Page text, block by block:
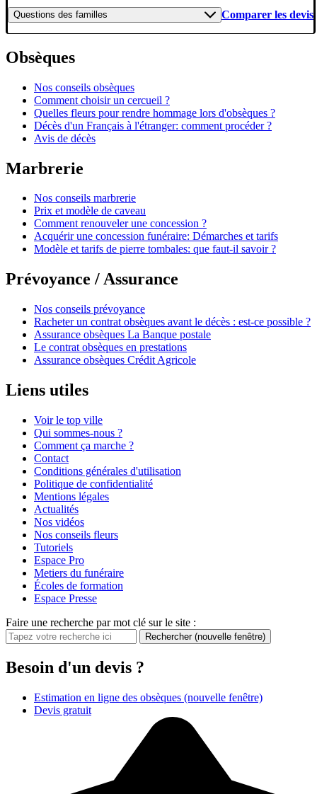
Questions des familles Comparer les devis
Obsèques
Nos conseils obsèques
Comment choisir un cercueil ?
Quelles fleurs pour rendre hommage lors d'obsèques ?
Décès d'un Français à l'étranger: comment procéder ?
Avis de décès
Marbrerie
Nos conseils marbrerie
Prix et modèle de caveau
Comment renouveler une concession ?
Acquérir une concession funéraire: Démarches et tarifs
Modèle et tarifs de pierre tombales: que faut-il savoir ?
Prévoyance / Assurance
Nos conseils prévoyance
Racheter un contrat obsèques avant le décès : est-ce possible ?
Assurance obsèques La Banque postale
Le contrat obsèques en prestations
Assurance obsèques Crédit Agricole
Liens utiles
Voir le top ville
Qui sommes-nous ?
Comment ça marche ?
Contact
Conditions générales d'utilisation
Politique de confidentialité
Mentions légales
Actualités
Nos vidéos
Nos conseils fleurs
Tutoriels
Espace Pro
Metiers du funéraire
Écoles de formation
Espace Presse
Faire une recherche par mot clé sur le site :
Rechercher (nouvelle fenêtre)
Besoin d'un devis ?
Estimation en ligne des obsèques (nouvelle fenêtre)
Devis gratuit